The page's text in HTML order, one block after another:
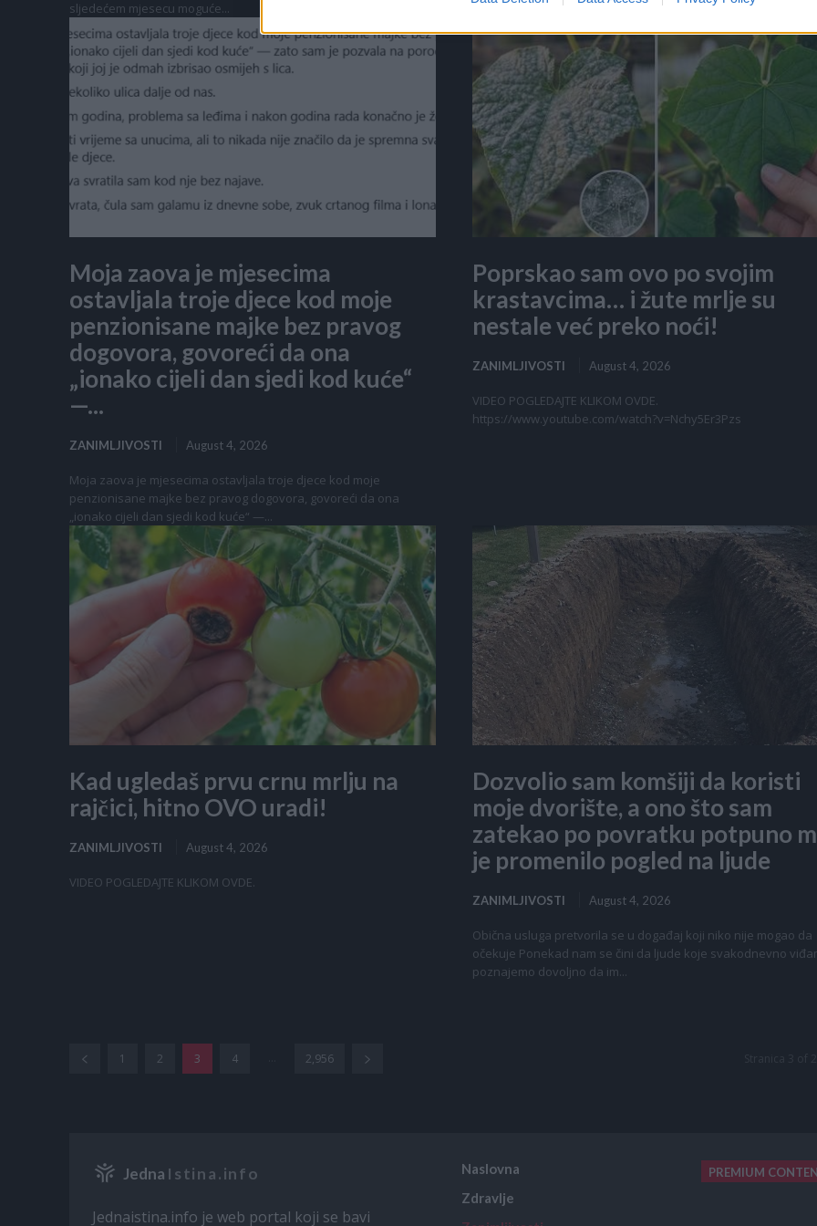
sljedećem mjesecu moguće...
više električne energije pokušavajući rashladiti...
Moja zaova je mjesecima
ostavljala troje djece kod moje
penzionisane majke bez pravog
dogovora, govoreći da ona
„ionako cijeli dan sjedi kod kuće“
—...
ZANIMLJIVOSTI August 4, 2026
Moja zaova je mjesecima ostavljala troje djece kod moje
penzionisane majke bez pravog dogovora, govoreći da ona
„ionako cijeli dan sjedi kod kuće“ —...
Poprskao sam ovo po svojim
krastavcima… i žute mrlje su
nestale već preko noći!
ZANIMLJIVOSTI August 4, 2026
VIDEO POGLEDAJTE KLIKOM OVDE.
https://www.youtube.com/watch?v=Nchy5Er3Pzs
Kad ugledaš prvu crnu mrlju na
rajčici, hitno OVO uradi!
ZANIMLJIVOSTI August 4, 2026
VIDEO POGLEDAJTE KLIKOM OVDE.
Dozvolio sam komšiji da koristi
moje dvorište, a ono što sam
zatekao po povratku potpuno
je promenilo pogled na ljude
ZANIMLJIVOSTI August 4, 2026
Obična usluga pretvorila se u događaj koji niko nije mogao da
očekuje Ponekad nam se čini da ljude koje svakodnevno
poznajemo dovoljno da im...
1 2 3 4 2,956
Jedna Istina.info
Jednaistina.info je web portal koji se bavi
Naslovna
Zdravlje
PREMIUM